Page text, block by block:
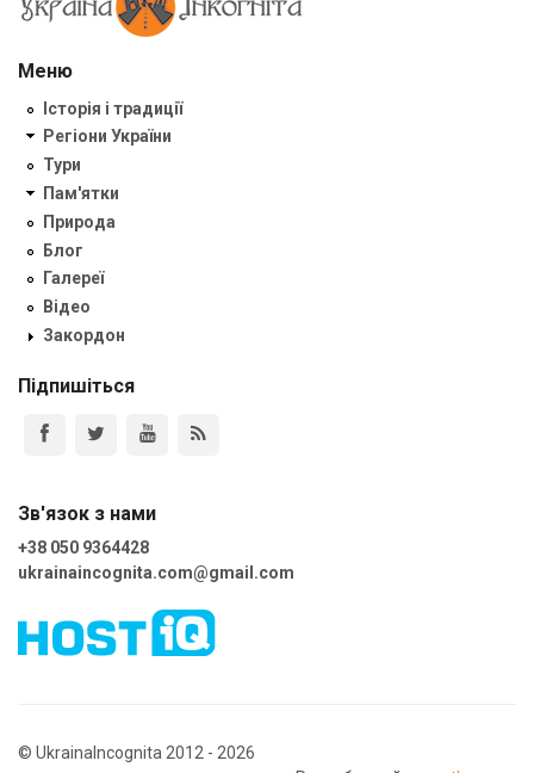
Меню
Історія і традиції
Регіони України
Тури
Пам'ятки
Природа
Блог
Галереї
Відео
Закордон
Підпишіться
Зв'язок з нами
+38 050 9364428
ukrainaincognita.com@gmail.com
© UkrainaIncognita 2012 - 2026